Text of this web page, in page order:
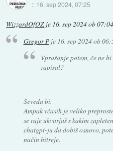
:: 16. sep 2024, 07:25
WizzardOfOZ je 16. sep 2024 ob 07:04
Gregor Pje 16. sep 2024 ob
Vprašanje potem, če ne
zapisal?
Seveda bi.
Ampak včasih je veliko
se raje ukvarjaš s kakim
chatgpt-ju da dobiš osnovo,
način hitreje.